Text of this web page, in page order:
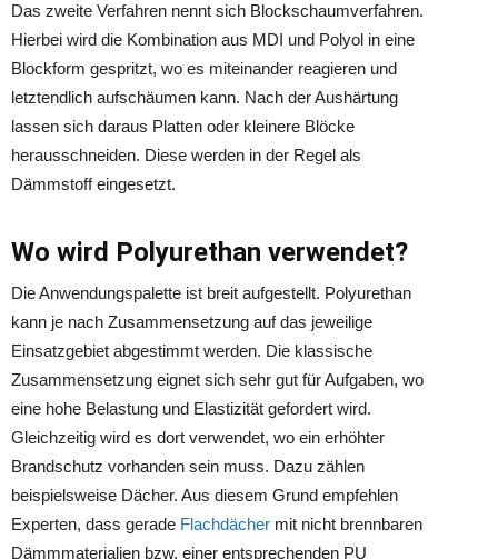
Das zweite Verfahren nennt sich Blockschaumverfahren.
Hierbei wird die Kombination aus MDI und Polyol in eine
Blockform gespritzt, wo es miteinander reagieren und
letztendlich aufschäumen kann. Nach der Aushärtung
lassen sich daraus Platten oder kleinere Blöcke
herausschneiden. Diese werden in der Regel als
Dämmstoff eingesetzt.
Wo wird Polyurethan verwendet?
Die Anwendungspalette ist breit aufgestellt. Polyurethan
kann je nach Zusammensetzung auf das jeweilige
Einsatzgebiet abgestimmt werden. Die klassische
Zusammensetzung eignet sich sehr gut für Aufgaben, wo
eine hohe Belastung und Elastizität gefordert wird.
Gleichzeitig wird es dort verwendet, wo ein erhöhter
Brandschutz vorhanden sein muss. Dazu zählen
beispielsweise Dächer. Aus diesem Grund empfehlen
Experten, dass gerade Flachdächer mit nicht brennbaren
Dämmmaterialien bzw. einer entsprechenden PU